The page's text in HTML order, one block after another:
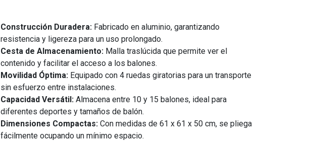
Construcción Duradera: Fabricado en aluminio, garantizando
resistencia y ligereza para un uso prolongado.
Cesta de Almacenamiento: Malla traslúcida que permite ver el
contenido y facilitar el acceso a los balones.
Movilidad Óptima: Equipado con 4 ruedas giratorias para un transporte
sin esfuerzo entre instalaciones.
Capacidad Versátil: Almacena entre 10 y 15 balones, ideal para
diferentes deportes y tamaños de balón.
Dimensiones Compactas: Con medidas de 61 x 61 x 50 cm, se pliega
fácilmente ocupando un mínimo espacio.